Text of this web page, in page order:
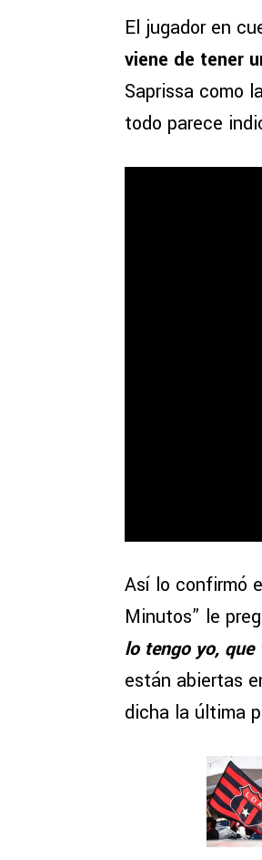
El jugador en
viene de tener
Saprissa como
todo parece
Así lo confirmó
Minutos” le
lo tengo yo,
están abiertas
dicha la última